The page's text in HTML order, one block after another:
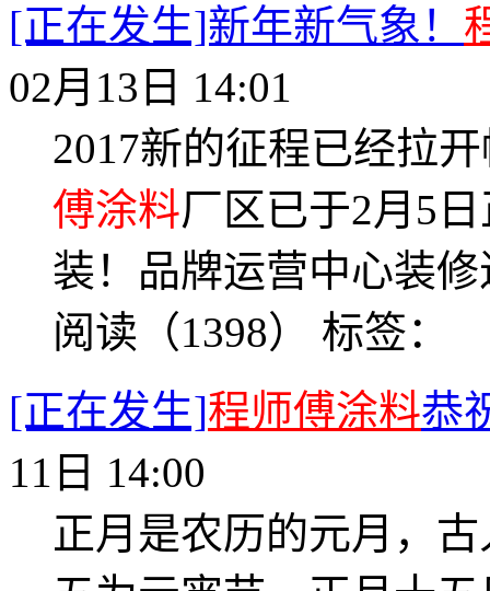
[正在发生]新年新气象！
02月13日 14:01
2017新的征程已经拉
傅涂料厂区已于2月5
装！品牌运营中心装
阅读（1398） 标签：
[正在发生]程师傅涂料恭
11日 14:00
正月是农历的元月，